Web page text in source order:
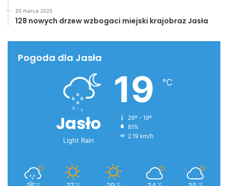
20 marca 2025
128 nowych drzew wzbogaci miejski krajobraz Jasła
Pogoda dla Jasła
Jasło
Light Rain
19 ℃
26º - 19º
81%
2.19 km/h
℃ ℃ ℃ ℃ ℃